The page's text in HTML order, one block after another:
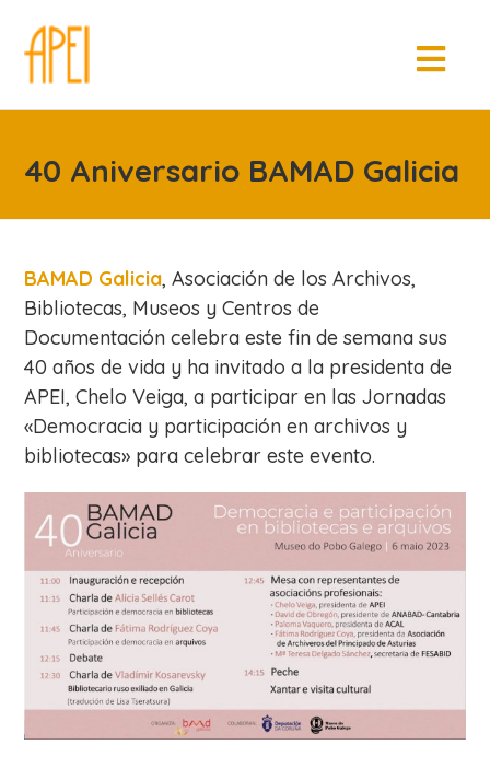
40 Aniversario BAMAD Galicia
BAMAD Galicia, Asociación de los Archivos,
Bibliotecas, Museos y Centros de
Documentación celebra este fin de semana sus
40 años de vida y ha invitado a la presidenta de
APEI, Chelo Veiga, a participar en las Jornadas
«Democracia y participación en archivos y
bibliotecas» para celebrar este evento.